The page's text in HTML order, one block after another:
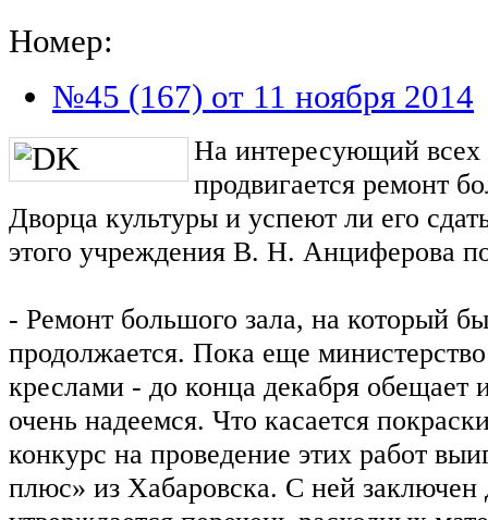
Номер:
№45 (167) от 11 ноября 2014
На интересующий всех
продвигается ремонт
Дворца культуры и успеют ли его
этого учреждения В. Н. Анциферова
- Ремонт большого зала, на который
продолжается. Пока еще
креслами - до конца декабря обещает
очень надеемся. Что касается
конкурс на проведение этих работ
плюс» из Хабаровска. С ней заключен